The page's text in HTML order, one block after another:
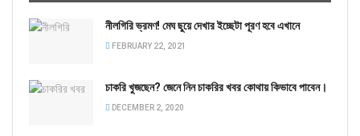
নীলগিরি ভ্রমণ! মেঘ ছুয়ে দেখার ইচ্ছেটা পূরণ হবে এখানে
FEBRUARY 22, 2021
চাকরি খুজছেন? জেনে নিন চাকরির খবর কোথায় কিভাবে পাবেন।
DECEMBER 2, 2020